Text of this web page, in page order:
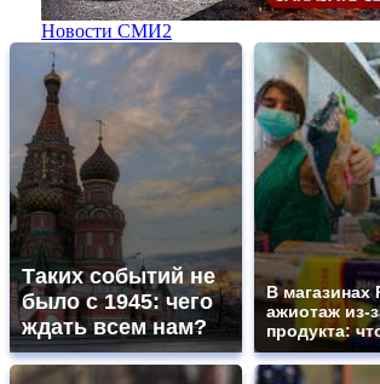
Новости СМИ2
Таких событий не
было с 1945: чего
ждать всем нам?
В магазинах
ажиотаж из-
продукта: